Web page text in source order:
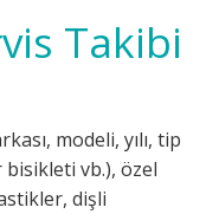
Takibi
modeli, yılı, tip
vb.), özel
dişli